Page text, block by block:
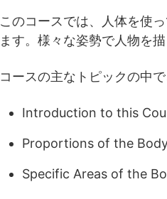
このコースでは、人体を使
ます。様々な姿勢で人物を
コースの主なトピックの中
Introduction to this
Proportions of the
Specific Areas of the